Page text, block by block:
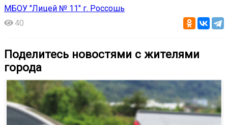
МБОУ "Лицей № 11" г. Россошь
40
Поделитесь новостями с жителями
города